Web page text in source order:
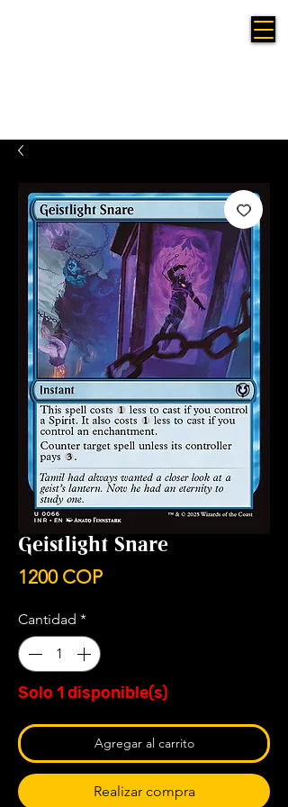
Geistlight Snare
1200 COPPrecio
Cantidad *
Solo 1 disponible(s)
Agregar al carrito
Realizar compra